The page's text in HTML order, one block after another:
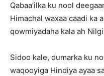
Qabaa’ilka ku nool
Himachal waxaa caadi ka
qowmiyadaha kala ah
Sidoo kale, dumarka ku
waqooyiga Hindiya ayaa